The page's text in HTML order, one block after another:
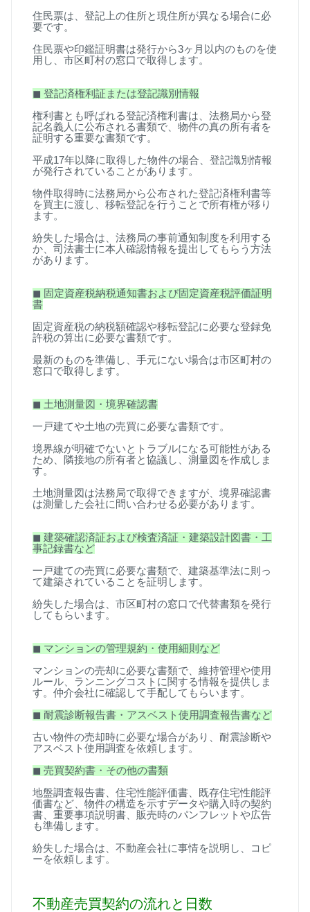
住民票は、登記上の住所と現住所が異なる場合に必
要です。
住民票や印鑑証明書は発行から3ヶ月以内のものを使
用し、市区町村の窓口で取得します。
◼ 登記済権利証または登記識別情報
権利書とも呼ばれる登記済権利書は、法務局から登
記名義人に公布される書類で、物件の真の所有者を
証明する重要な書類です。
平成17年以降に取得した物件の場合、登記識別情報
が発行されていることがあります。
物件取得時に法務局から公布された登記済権利書等
を買主に渡し、移転登記を行うことで所有権が移り
ます。
紛失した場合は、法務局の事前通知制度を利用する
か、司法書士に本人確認情報を提出してもらう方法
があります。
◼ 固定資産税納税通知書および固定資産税評価証明
書
固定資産税の納税額確認や移転登記に必要な登録免
許税の算出に必要な書類です。
最新のものを準備し、手元にない場合は市区町村の
窓口で取得します。
◼ 土地測量図・境界確認書
一戸建てや土地の売買に必要な書類です。
境界線が明確でないとトラブルになる可能性がある
ため、隣接地の所有者と協議し、測量図を作成しま
す。
土地測量図は法務局で取得できますが、境界確認書
は測量した会社に問い合わせる必要があります。
◼ 建築確認済証および検査済証・建築設計図書・工
事記録書など
一戸建ての売買に必要な書類で、建築基準法に則っ
て建築されていることを証明します。
紛失した場合は、市区町村の窓口で代替書類を発行
してもらいます。
◼ マンションの管理規約・使用細則など
マンションの売却に必要な書類で、維持管理や使用
ルール、ランニングコストに関する情報を提供しま
す。仲介会社に確認して手配してもらいます。
◼ 耐震診断報告書・アスベスト使用調査報告書など
古い物件の売却時に必要な場合があり、耐震診断や
アスベスト使用調査を依頼します。
◼ 売買契約書・その他の書類
地盤調査報告書、住宅性能評価書、既存住宅性能評
価書など、物件の構造を示すデータや購入時の契約
書、重要事項説明書、販売時のパンフレットや広告
も準備します。
紛失した場合は、不動産会社に事情を説明し、コピ
ーを依頼します。
不動産売買契約の流れと日数